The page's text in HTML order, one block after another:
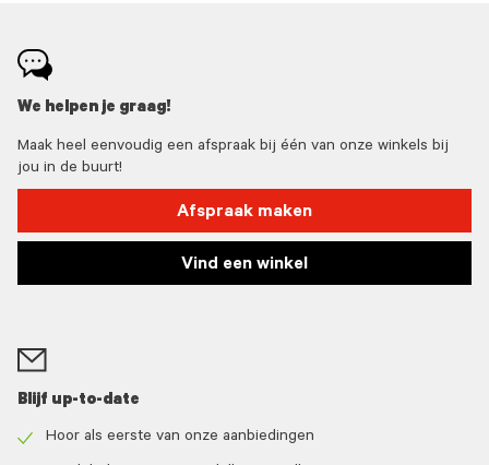
We helpen je graag!
Maak heel eenvoudig een afspraak bij één van onze winkels bij
jou in de buurt!
Afspraak maken
Vind een winkel
Blijf up-to-date
Hoor als eerste van onze aanbiedingen